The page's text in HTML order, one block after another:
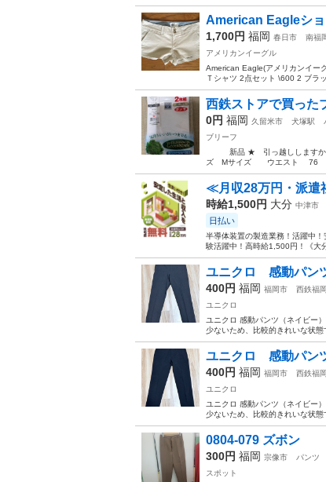
American Eagleシ
1,700円 福岡 春日市 南福
アメリカンイーグル
American Eagle(アメリカンイー
Ｔシャツ 2点セット \600 2 ブラ
西鉄ストアで買っ
0円 福岡 久留米市 犬塚駅
ブリーフ
新品 ★ 引っ越ししますか
ズ Mサイズ ウエスト 76 〜
≪月収28万円・派遣
時給1,500円 大分 中津市
日払い
半導体装置の製造業務！活躍中
験活躍中！高時給1,500円！《大
ユニクロ 感動パン
400円 福岡 福岡市 西鉄福
ユニクロ
ユニクロ 感動パンツ（ネイビー
少ないため、比較的きれいな状
ユニクロ 感動パン
400円 福岡 福岡市 西鉄福
ユニクロ
ユニクロ 感動パンツ（ネイビー
少ないため、比較的きれいな状
0804-079 ズボン
300円 福岡 宗像市
パンツ
スポット